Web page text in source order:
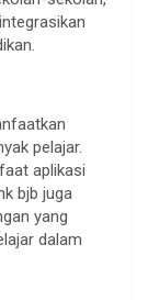
pelajar.
aplikasi
bjb juga
yang
dalam